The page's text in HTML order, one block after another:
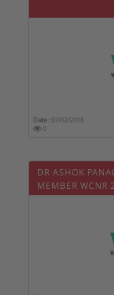
Date :07/02/2018
0
DR ASHOK
MEMBER WCNR